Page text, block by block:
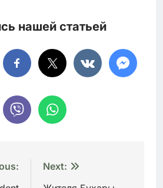
нашей статьей
Next: